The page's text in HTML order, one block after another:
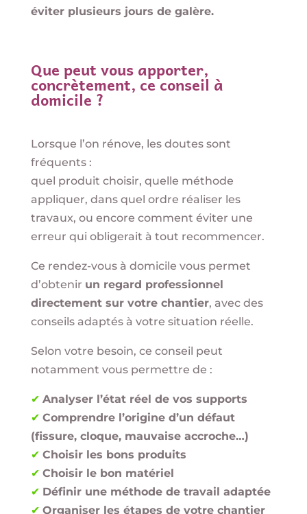
éviter plusieurs jours de galère.
Que peut vous apporter,
concrètement, ce conseil à
domicile ?
Lorsque l’on rénove, les doutes sont
fréquents :
quel produit choisir, quelle méthode
appliquer, dans quel ordre réaliser les
travaux, ou encore comment éviter une
erreur qui obligerait à tout recommencer.
Ce rendez-vous à domicile vous permet
d’obtenir un regard professionnel
directement sur votre chantier, avec des
conseils adaptés à votre situation réelle.
Selon votre besoin, ce conseil peut
notamment vous permettre de :
✔ Analyser l’état réel de vos supports
✔ Comprendre l’origine d’un défaut
(fissure, cloque, mauvaise accroche…)
✔ Choisir les bons produits
✔ Choisir le bon matériel
✔ Définir une méthode de travail adaptée
✔ Organiser les étapes de votre chantier